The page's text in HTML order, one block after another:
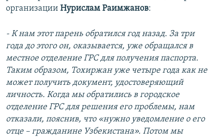
организации Нурислам Раимжанов:
- К нам этот парень обратился год назад. За три
года до этого он, оказывается, уже обращался в
местное отделение ГРС для получения паспорта.
Таким образом, Тохиржан уже четыре года как не
может получить документ, удостоверяющий
личность. Когда мы обратились в городское
отделение ГРС для решения его проблемы, нам
отказали, пояснив, что «нужно уведомление о его
отце – гражданине Узбекистана». Потом мы